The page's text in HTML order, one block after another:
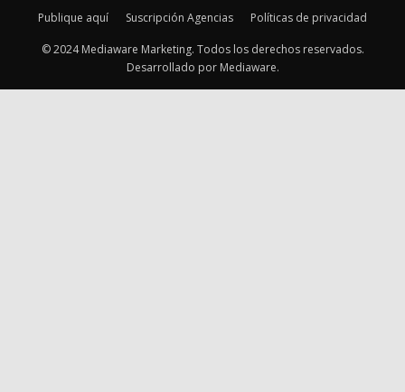
Publique aquí Suscripción Agencias Políticas de privacidad
© 2024 Mediaware Marketing. Todos los derechos reservados.
Desarrollado por Mediaware.